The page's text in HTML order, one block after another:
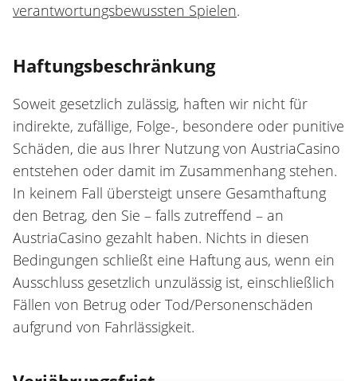
verantwortungsbewussten Spielen.
Haftungsbeschränkung
Soweit gesetzlich zulässig, haften wir nicht für
indirekte, zufällige, Folge-, besondere oder punitive
Schäden, die aus Ihrer Nutzung von AustriaCasino
entstehen oder damit im Zusammenhang stehen.
In keinem Fall übersteigt unsere Gesamthaftung
den Betrag, den Sie – falls zutreffend – an
AustriaCasino gezahlt haben. Nichts in diesen
Bedingungen schließt eine Haftung aus, wenn ein
Ausschluss gesetzlich unzulässig ist, einschließlich
Fällen von Betrug oder Tod/Personenschäden
aufgrund von Fahrlässigkeit.